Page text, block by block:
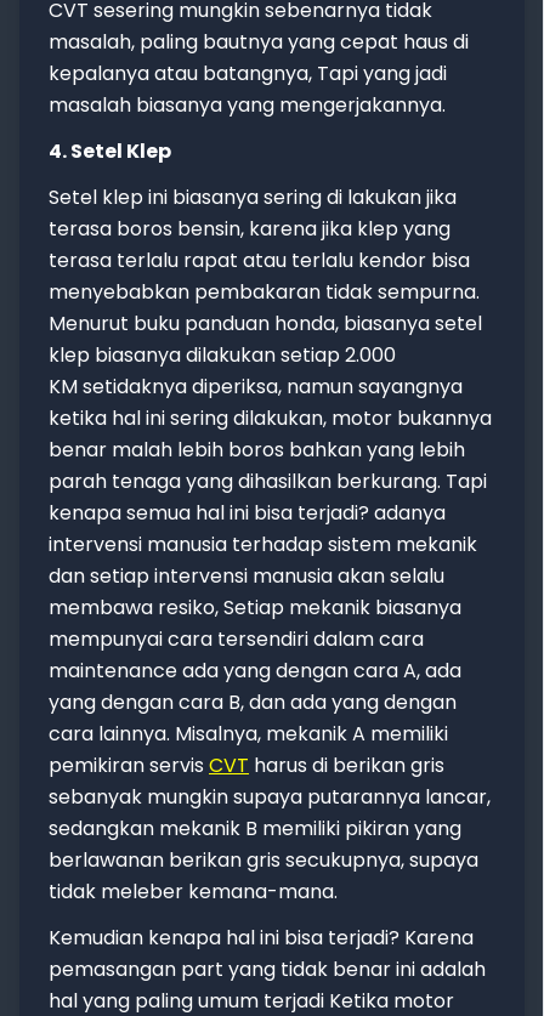
CVT sesering mungkin sebenarnya tidak
masalah, paling bautnya yang cepat haus di
kepalanya atau batangnya, Tapi yang jadi
masalah biasanya yang mengerjakannya.
4. Setel Klep
Setel klep ini biasanya sering di lakukan jika
terasa boros bensin, karena jika klep yang
terasa terlalu rapat atau terlalu kendor bisa
menyebabkan pembakaran tidak sempurna.
Menurut buku panduan honda, biasanya setel
klep biasanya dilakukan setiap 2.000
KM setidaknya diperiksa, namun sayangnya
ketika hal ini sering dilakukan, motor bukannya
benar malah lebih boros bahkan yang lebih
parah tenaga yang dihasilkan berkurang. Tapi
kenapa semua hal ini bisa terjadi? adanya
intervensi manusia terhadap sistem mekanik
dan setiap intervensi manusia akan selalu
membawa resiko, Setiap mekanik biasanya
mempunyai cara tersendiri dalam cara
maintenance ada yang dengan cara A, ada
yang dengan cara B, dan ada yang dengan
cara lainnya. Misalnya, mekanik A memiliki
pemikiran servis CVT harus di berikan gris
sebanyak mungkin supaya putarannya lancar,
sedangkan mekanik B memiliki pikiran yang
berlawanan berikan gris secukupnya, supaya
tidak meleber kemana-mana.
Kemudian kenapa hal ini bisa terjadi? Karena
pemasangan part yang tidak benar ini adalah
hal yang paling umum terjadi Ketika motor